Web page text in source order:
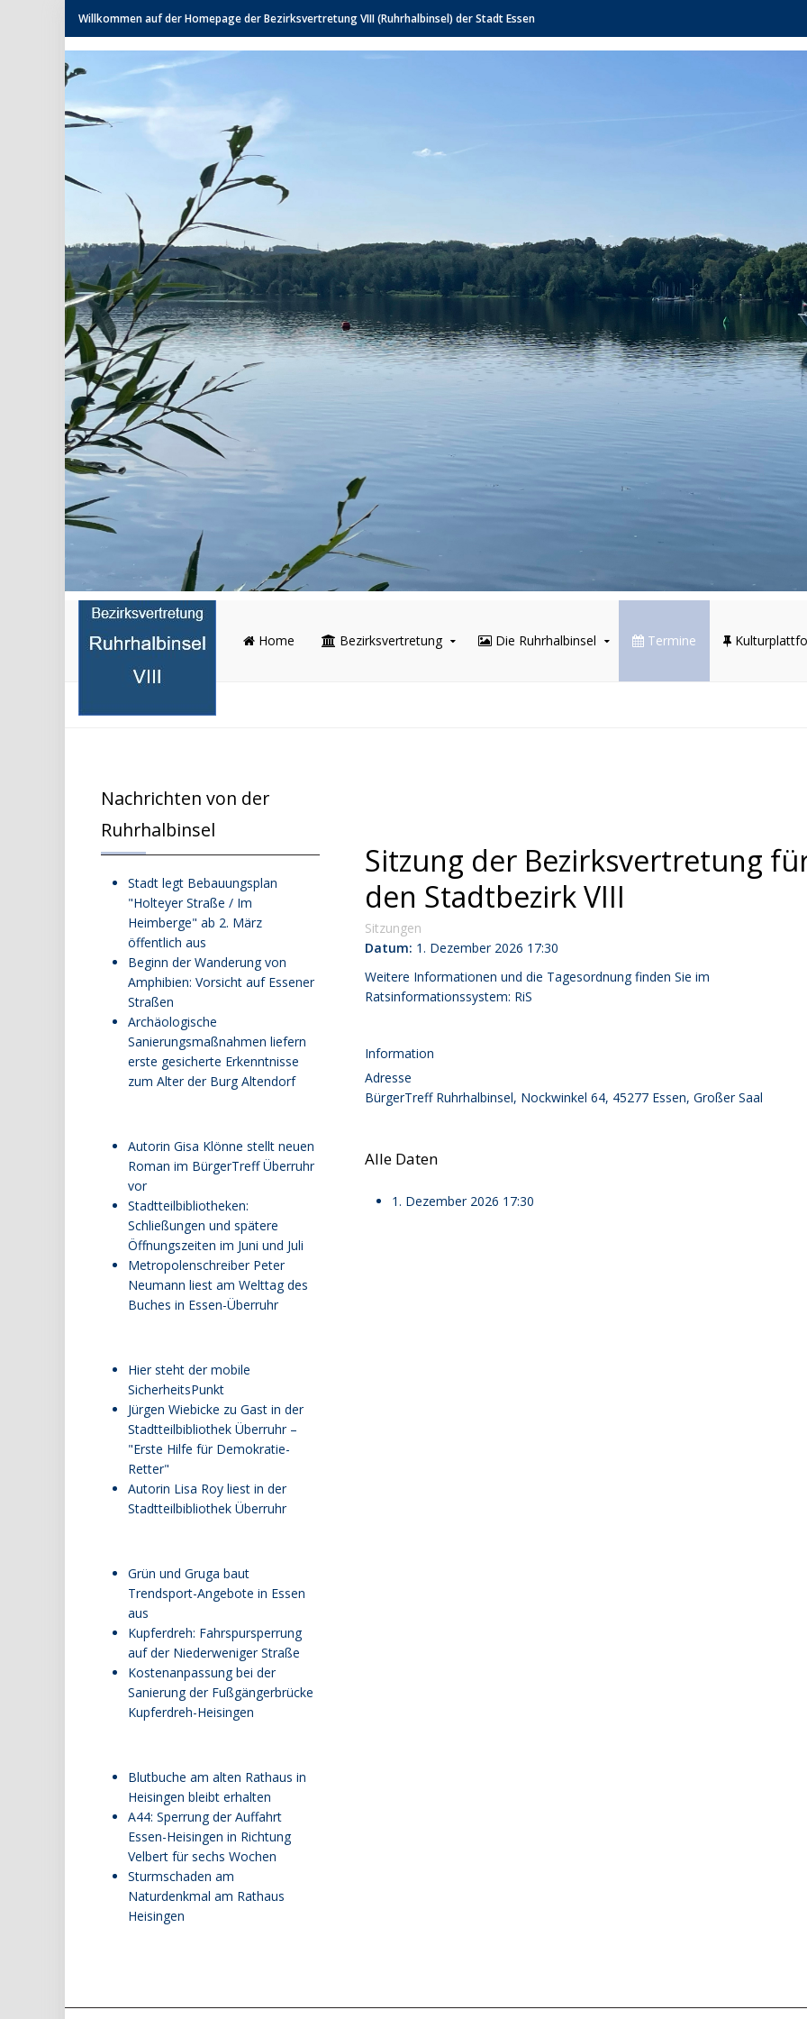
Willkommen auf der Homepage der Bezirksvertretung VIII (Ruhrhalbinsel) der Stadt Essen
Home Bezirksvertretung Die Ruhrhalbinsel Termine
Sitzung der Bezirksvertretung
den Stadtbezirk VIII
Sitzungen
Datum: 1. Dezember 2026 17:30
Weitere Informationen und die Tagesordnung finden Sie im
Ratsinformationssystem: RiS
Information
Adresse
BürgerTreff Ruhrhalbinsel, Nockwinkel 64, 45277 Essen, Großer Saal
Alle Daten
1. Dezember 2026 17:30
Nachrichten von der
Ruhrhalbinsel
Stadt legt Bebauungsplan
"Holteyer Straße / Im
Heimberge" ab 2. März
öffentlich aus
Beginn der Wanderung von
Amphibien: Vorsicht auf Essener
Straßen
Archäologische
Sanierungsmaßnahmen liefern
erste gesicherte Erkenntnisse
zum Alter der Burg Altendorf
Autorin Gisa Klönne stellt neuen
Roman im BürgerTreff Überruhr
vor
Stadtteilbibliotheken:
Schließungen und spätere
Öffnungszeiten im Juni und Juli
Metropolenschreiber Peter
Neumann liest am Welttag des
Buches in Essen-Überruhr
Hier steht der mobile
SicherheitsPunkt
Jürgen Wiebicke zu Gast in der
Stadtteilbibliothek Überruhr –
"Erste Hilfe für Demokratie-
Retter"
Autorin Lisa Roy liest in der
Stadtteilbibliothek Überruhr
Grün und Gruga baut
Trendsport-Angebote in Essen
aus
Kupferdreh: Fahrspursperrung
auf der Niederweniger Straße
Kostenanpassung bei der
Sanierung der Fußgängerbrücke
Kupferdreh-Heisingen
Blutbuche am alten Rathaus in
Heisingen bleibt erhalten
A44: Sperrung der Auffahrt
Essen-Heisingen in Richtung
Velbert für sechs Wochen
Sturmschaden am
Naturdenkmal am Rathaus
Heisingen